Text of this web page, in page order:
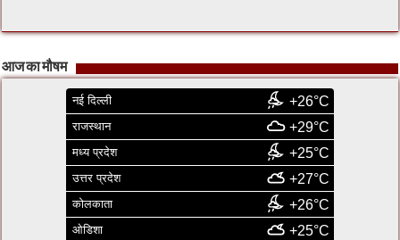
आज का मौषम
नई दिल्ली +26°C
राजस्थान +29°C
मध्य प्रदेश +25°C
उत्तर प्रदेश +27°C
कोलकाता +26°C
ओडिशा +25°C